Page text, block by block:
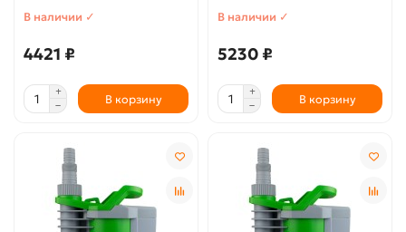
В наличии ✓
4421 ₽
В корзину
В наличии ✓
5230 ₽
В корзину